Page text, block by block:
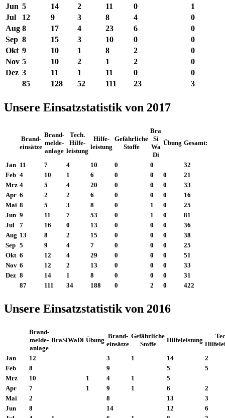
Jun 5 14 2 11 0
1
Jul
12 9 3 8 4
0
Aug 8 17 4 23 6
0
Sep 8 15 3 10 0
0
Okt 9 10 1 8 2
0
Nov 5 10 2 1 2
0
Dez 3 11 1 11 0
0
85
128 52 111 23 3
Unsere Einsatzstatistik von 2017
Brand-
einsätze
Brand-
melde-
anlage
Tech.
Hilfe-
leistung
Hilfe-
leistung
Gefährliche
Stoffe
Bra
Si
Wa
Di
Übung Gesamt:
Jan 11 7 4 10 0 0
32
Feb 4 10 1 6 0 0 0
21
Mrz 4 5 4 20 0 0 0
33
Apr 6 2 2 6 0 0 0
16
Mai 8 5 3 8 0 1 0
25
Jun 9 11 7 53 0 1 0
81
Jul
7 16 0 13 0 0 0
36
Aug 13 8 2 15 0 0 0
38
Sep 5 9 4 7 0 0 0
25
Okt 6 12 4 29 0 0 0
51
Nov 6 12 2 13 0 0 0
33
Dez 8 14 1 8 0 0 0
31
87
111 34 188 0 2 0 422
Unsere Einsatzstatistik von 2016
Brand-
melde-
anlage
BraSiWaDi Übung
Brand-
einsätze
Gefährliche
Stoffe
Hilfeleistung
Jan
12 3 1 14
2
Feb
8 9 5
5
Mrz
10 1 4 1
5
Apr
7 1 9 1 6
2
Mai
2 8 13
3
Jun
8 14 12
6